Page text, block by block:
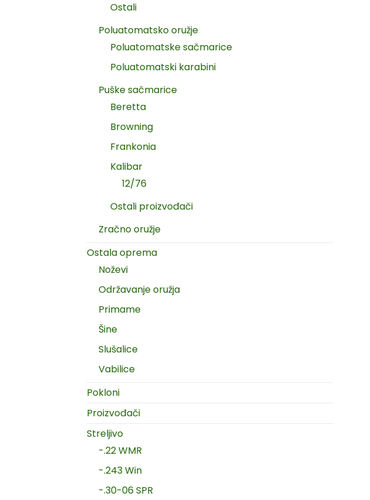
Ostali
Poluatomatsko oružje
Poluatomatske sačmarice
Poluatomatski karabini
Puške sačmarice
Beretta
Browning
Frankonia
Kalibar
12/76
Ostali proizvođači
Zračno oružje
Ostala oprema
Noževi
Održavanje oružja
Primame
Šine
Slušalice
Vabilice
Pokloni
Proizvođači
Streljivo
-.22 WMR
-.243 Win
-.30-06 SPR